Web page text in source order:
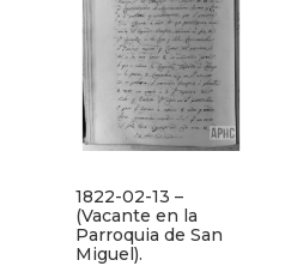
1822-02-13 –
(Vacante en la
Parroquia de San
Miguel).